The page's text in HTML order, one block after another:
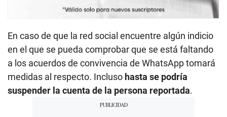
En caso de que la red social encuentre algún indicio
en el que se pueda comprobar que se está faltando
a los acuerdos de convivencia de WhatsApp tomará
medidas al respecto. Incluso hasta se podría
suspender la cuenta de la persona reportada.